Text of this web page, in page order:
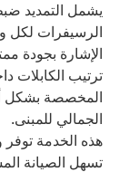
يشمل التمديد
الرسيفرات لكل
الإشارة بجودة
ترتيب الكابلات
المخصصة بشكل
الجمالي للمبنى.
هذه الخدمة توفر
تسهل الصيانة